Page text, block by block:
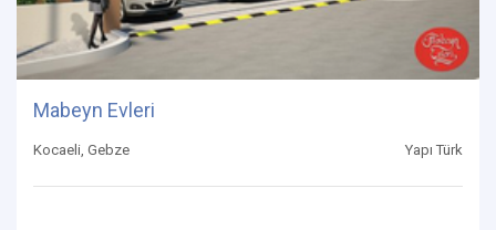
Mabeyn Evleri
Kocaeli, Gebze Yapı Türk